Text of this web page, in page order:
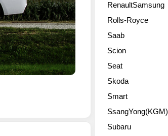
RenaultSamsung
Rolls-Royce
Saab
Scion
Seat
Skoda
Smart
SsangYong(KGM)
Subaru